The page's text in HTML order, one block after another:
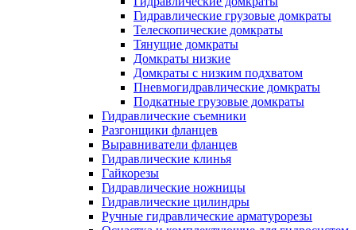
Гидравлические грузовые домкраты
Телескопические домкраты
Тянущие домкраты
Домкраты низкие
Домкраты с низким подхватом
Пневмогидравлические домкраты
Подкатные грузовые домкраты
Гидравлические съемники
Разгонщики фланцев
Выравниватели фланцев
Гидравлические клинья
Гайкорезы
Гидравлические ножницы
Гидравлические цилиндры
Ручные гидравлические арматурорезы